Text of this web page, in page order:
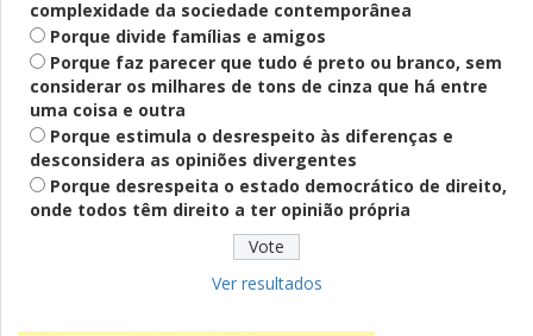
Definido
PT lança Patrus Ananias como candidato
ao governo de Minas Gerais
Fies: pré-selecionados têm até terça
para complementar informações
complexidade da sociedade contemporânea
Porque divide famílias e amigos
Porque faz parecer que tudo é preto ou branco, sem
considerar os milhares de tons de cinza que há entre
uma coisa e outra
Porque estimula o desrespeito às diferenças e
desconsidera as opiniões divergentes
Porque desrespeita o estado democrático de direito,
onde todos têm direito a ter opinião própria
Ver resultados